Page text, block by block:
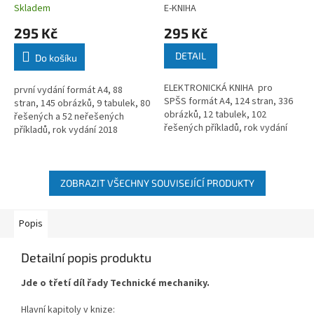
Skladem
295 Kč
Do košíku
první vydání formát A4, 88
stran, 145 obrázků, 9 tabulek, 80
řešených a 52 neřešených
příkladů, rok vydání 2018
E-KNIHA
295 Kč
DETAIL
ELEKTRONICKÁ KNIHA pro
SPŠS formát A4, 124 stran, 336
obrázků, 12 tabulek, 102
řešených příkladů, rok vydání
ZOBRAZIT VŠECHNY SOUVISEJÍCÍ PRODUKTY
Popis
Detailní popis produktu
Jde o třetí díl řady Technické mechaniky.
Hlavní kapitoly v knize: